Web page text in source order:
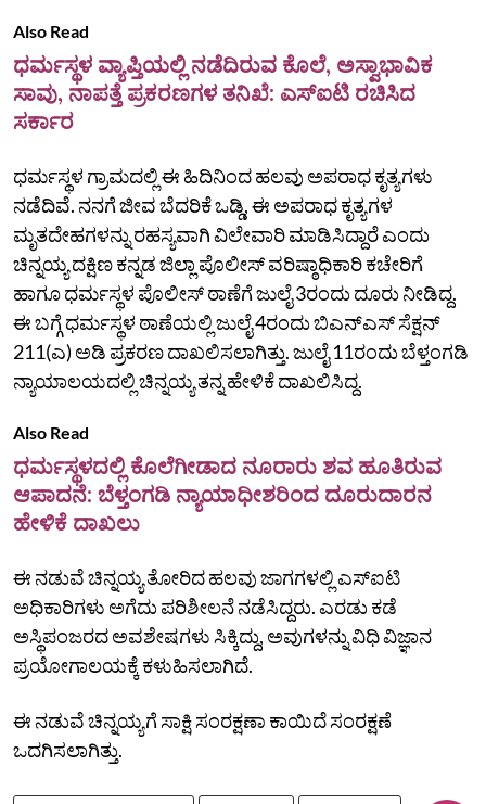
Also Read
ಧರ್ಮಸ್ಥಳ ವ್ಯಾಪ್ತಿಯಲ್ಲಿ ನಡೆದಿರುವ ಕೊಲೆ, ಅಸ್ವಾಭಾವಿಕ
ಸಾವು, ನಾಪತ್ತೆ ಪ್ರಕರಣಗಳ ತನಿಖೆ: ಎಸ್‌ಐಟಿ ರಚಿಸಿದ
ಸರ್ಕಾರ
ಧರ್ಮಸ್ಥಳ ಗ್ರಾಮದಲ್ಲಿ ಈ ಹಿದಿನಿಂದ ಹಲವು ಅಪರಾಧ ಕೃತ್ಯಗಳು
ನಡೆದಿವೆ. ನನಗೆ ಜೀವ ಬೆದರಿಕೆ ಒಡ್ಡಿ, ಈ ಅಪರಾಧ ಕೃತ್ಯಗಳ
ಮೃತದೇಹಗಳನ್ನು ರಹಸ್ಯವಾಗಿ ವಿಲೇವಾರಿ ಮಾಡಿಸಿದ್ದಾರೆ ಎಂದು
ಚಿನ್ನಯ್ಯ ದಕ್ಷಿಣ ಕನ್ನಡ ಜಿಲ್ಲಾ ಪೊಲೀಸ್‌ ವರಿಷ್ಠಾಧಿಕಾರಿ ಕಚೇರಿಗೆ
ಹಾಗೂ ಧರ್ಮಸ್ಥಳ ಪೊಲೀಸ್‌ ಠಾಣೆಗೆ ಜುಲೈ 3ರಂದು ದೂರು ನೀಡಿದ್ದ.
ಈ ಬಗ್ಗೆ ಧರ್ಮಸ್ಥಳ ಠಾಣೆಯಲ್ಲಿ ಜುಲೈ 4ರಂದು ಬಿಎನ್‌ಎಸ್‌ ಸೆಕ್ಷನ್‌
211(ಎ) ಅಡಿ ಪ್ರಕರಣ ದಾಖಲಿಸಲಾಗಿತ್ತು. ಜುಲೈ 11ರಂದು ಬೆಳ್ತಂಗಡಿ
ನ್ಯಾಯಾಲಯದಲ್ಲಿ ಚಿನ್ನಯ್ಯ ತನ್ನ ಹೇಳಿಕೆ ದಾಖಲಿಸಿದ್ದ.
Also Read
ಧರ್ಮಸ್ಥಳದಲ್ಲಿ ಕೊಲೆಗೀಡಾದ ನೂರಾರು ಶವ ಹೂತಿರುವ
ಆಪಾದನೆ: ಬೆಳ್ತಂಗಡಿ ನ್ಯಾಯಾಧೀಶರಿಂದ ದೂರುದಾರನ
ಹೇಳಿಕೆ ದಾಖಲು
ಈ ನಡುವೆ ಚಿನ್ನಯ್ಯ ತೋರಿದ ಹಲವು ಜಾಗಗಳಲ್ಲಿ ಎಸ್‌ಐಟಿ
ಅಧಿಕಾರಿಗಳು ಅಗೆದು ಪರಿಶೀಲನೆ ನಡೆಸಿದ್ದರು. ಎರಡು ಕಡೆ
ಅಸ್ಥಿಪಂಜರದ ಅವಶೇಷಗಳು ಸಿಕ್ಕಿದ್ದು, ಅವುಗಳನ್ನು ವಿಧಿ ವಿಜ್ಞಾನ
ಪ್ರಯೋಗಾಲಯಕ್ಕೆ ಕಳುಹಿಸಲಾಗಿದೆ.
ಈ ನಡುವೆ ಚಿನ್ನಯ್ಯಗೆ ಸಾಕ್ಷಿ ಸಂರಕ್ಷಣಾ ಕಾಯಿದೆ ಸಂರಕ್ಷಣೆ
ಒದಗಿಸಲಾಗಿತ್ತು.